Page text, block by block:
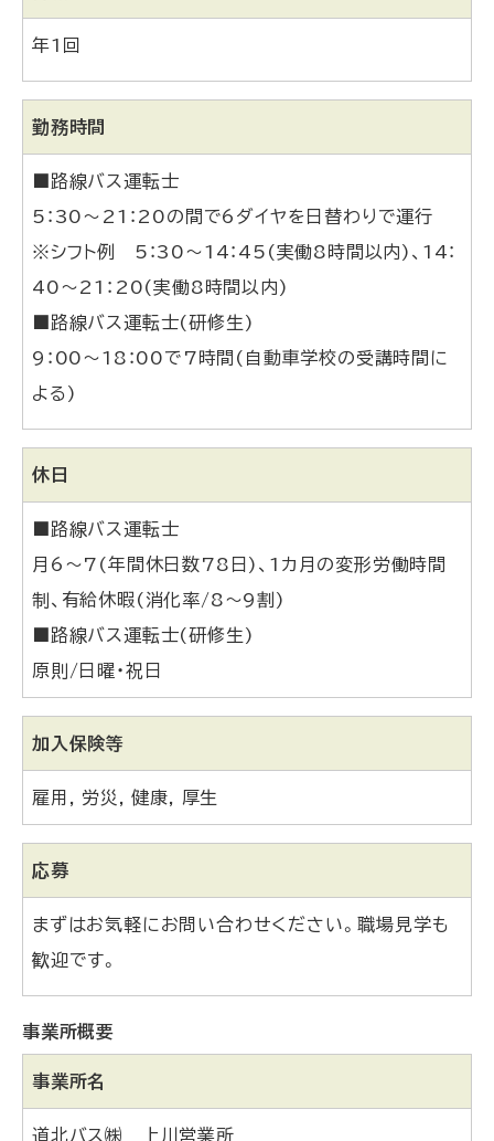
年1回
勤務時間
■路線バス運転士
5：30～21：20の間で6ダイヤを日替わりで運行
※シフト例 5：30～14：45(実働8時間以内)、14：
40～21：20(実働8時間以内)
■路線バス運転士(研修生)
9：00～18：00で7時間(自動車学校の受講時間に
よる)
休日
■路線バス運転士
月6～7(年間休日数78日)、1カ月の変形労働時間
制、有給休暇(消化率/8～9割)
■路線バス運転士(研修生)
原則/日曜・祝日
加入保険等
雇用 労災 健康 厚生
応募
まずはお気軽にお問い合わせください。職場見学も
歓迎です。
事業所概要
事業所名
道北バス㈱ 上川営業所